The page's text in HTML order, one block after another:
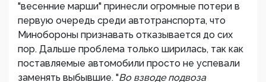
"весенние марши" принесли огромные потери в
первую очередь среди автотранспорта, что
Минобороны признавать отказывается до сих
пор. Дальше проблема только ширилась, так как
поставляемые автомобили просто не успевали
заменять выбывшие. "Во взводе подвоза